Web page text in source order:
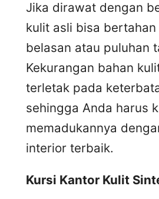
Jika dirawat dengan
kulit asli bisa bertahan
belasan atau puluhan
Kekurangan bahan
terletak pada
sehingga Anda harus
memadukannya
interior terbaik.
Kursi Kantor Kulit S